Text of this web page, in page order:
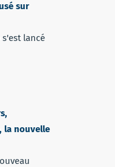
sur
lancé
la nouvelle